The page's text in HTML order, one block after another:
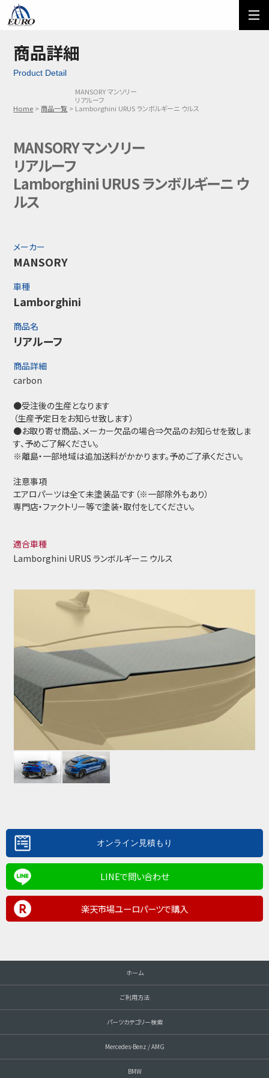
ご利用方法
メール問い合わせ
03-5674-7742
商品詳細
Product Detail
Home 商品一覧
MANSORY マンソリー
リアルーフ
Lamborghini URUS ランボルギーニ ウルス
MANSORY マンソリー
リアルーフ
Lamborghini URUS ランボルギーニ ウ
ルス
メーカー
MANSORY
車種
Lamborghini
商品名
リアルーフ
商品詳細
carbon
●受注後の生産となります
（生産予定日をお知らせ致します）
●お取り寄せ商品、メーカー欠品の場合⇒欠品のお知らせを致しま
す、予めご了解ください。
※離島・一部地域は追加送料がかかります。予めご了承ください。
注意事項
エアロパーツは全て未塗装品です（※一部除外もあり）
専門店・ファクトリー等で塗装・取付をしてください。
適合車種
Lamborghini URUS ランボルギーニ ウルス
LINEで問い合わせ
楽天市場ユーロパーツで購入
ホーム
ご利用方法
パーツカテゴリー検索
Mercedes-Benz / AMG
BMW